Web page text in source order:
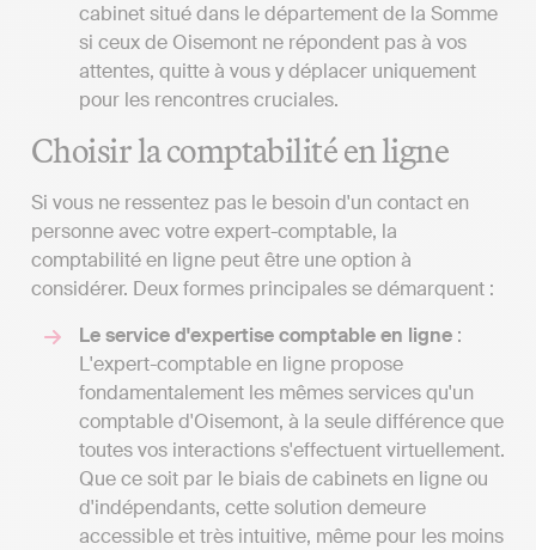
cabinet situé dans le département de la Somme
si ceux de Oisemont ne répondent pas à vos
attentes, quitte à vous y déplacer uniquement
pour les rencontres cruciales.
Choisir la comptabilité en ligne
Si vous ne ressentez pas le besoin d'un contact en
personne avec votre expert-comptable, la
comptabilité en ligne peut être une option à
considérer. Deux formes principales se démarquent :
Le service d'expertise comptable en ligne :
L'expert-comptable en ligne propose
fondamentalement les mêmes services qu'un
comptable d'Oisemont, à la seule différence que
toutes vos interactions s'effectuent virtuellement.
Que ce soit par le biais de cabinets en ligne ou
d'indépendants, cette solution demeure
accessible et très intuitive, même pour les moins